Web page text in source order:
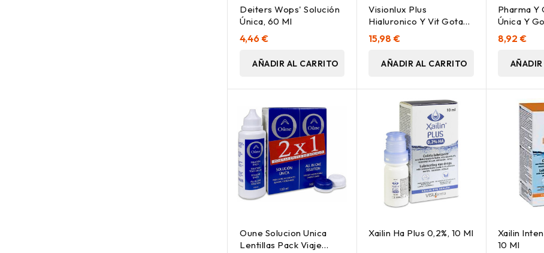
Deiters Wops' Solución
Única, 60 Ml
4,46 €
AÑADIR AL CARRITO
Visionlux Plus
Hialuronico Y Vit Gotas
10 Ml
15,98 €
AÑADIR AL CARRITO
Pharma Y
Única Y
8,92 €
Oune Solucion Unica
Lentillas Pack Viaje
Xailin Ha Plus 0,2%, 10 Ml
Xailin
10 Ml